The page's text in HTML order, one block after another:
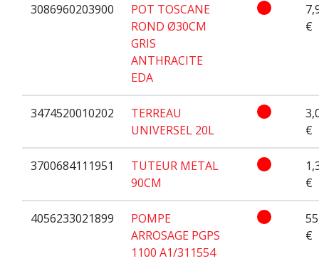
3086960203900
POT TOSCANE
ROND Ø30CM
GRIS
ANTHRACITE
EDA
€
3474520010202
TERREAU
UNIVERSEL 20L
€
3700684111951
TUTEUR METAL
90CM
€
4056233021899
POMPE
ARROSAGE PGPS
1100 A1/311554
€